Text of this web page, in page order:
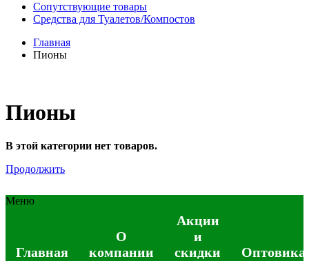
Сопутствующие товары
Средства для Туалетов/Компостов
Главная
Пионы
Пионы
В этой категории нет товаров.
Продолжить
Меню
Главная
О
компании
Акции
и
скидки